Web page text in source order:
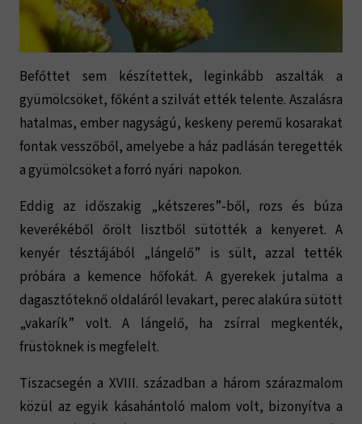
Befőttet sem készítettek, leginkább aszalták a
gyümölcsöket, főként a szilvát ették telente. Aszalásra
hatalmas, ember nagyságú, keskeny peremű kosarakat
fontak vesszőből, amelyebe a ház padlásán teregették
a gyümölcsöket a forró nyári napokon.
Eddig az időszakig „kétszeres”-ből, rozs és búza
keverékéből őrölt lisztből sütötték a kenyeret. A
kenyér tésztájából „lángelő” is sült, azzal tették
próbára a kemence hőfokát. A gyerekek jutalma a
dagasztóteknő oldaláról levakart, perec alakúra sütött
„vakarík” volt. A lángelő, ha zsírral megkenték,
früstöknek is megfelelt.
Tiszacsegén a XVIII. században a három szárazmalom
közül az egyik kásahántoló malom volt, bizonyítva a